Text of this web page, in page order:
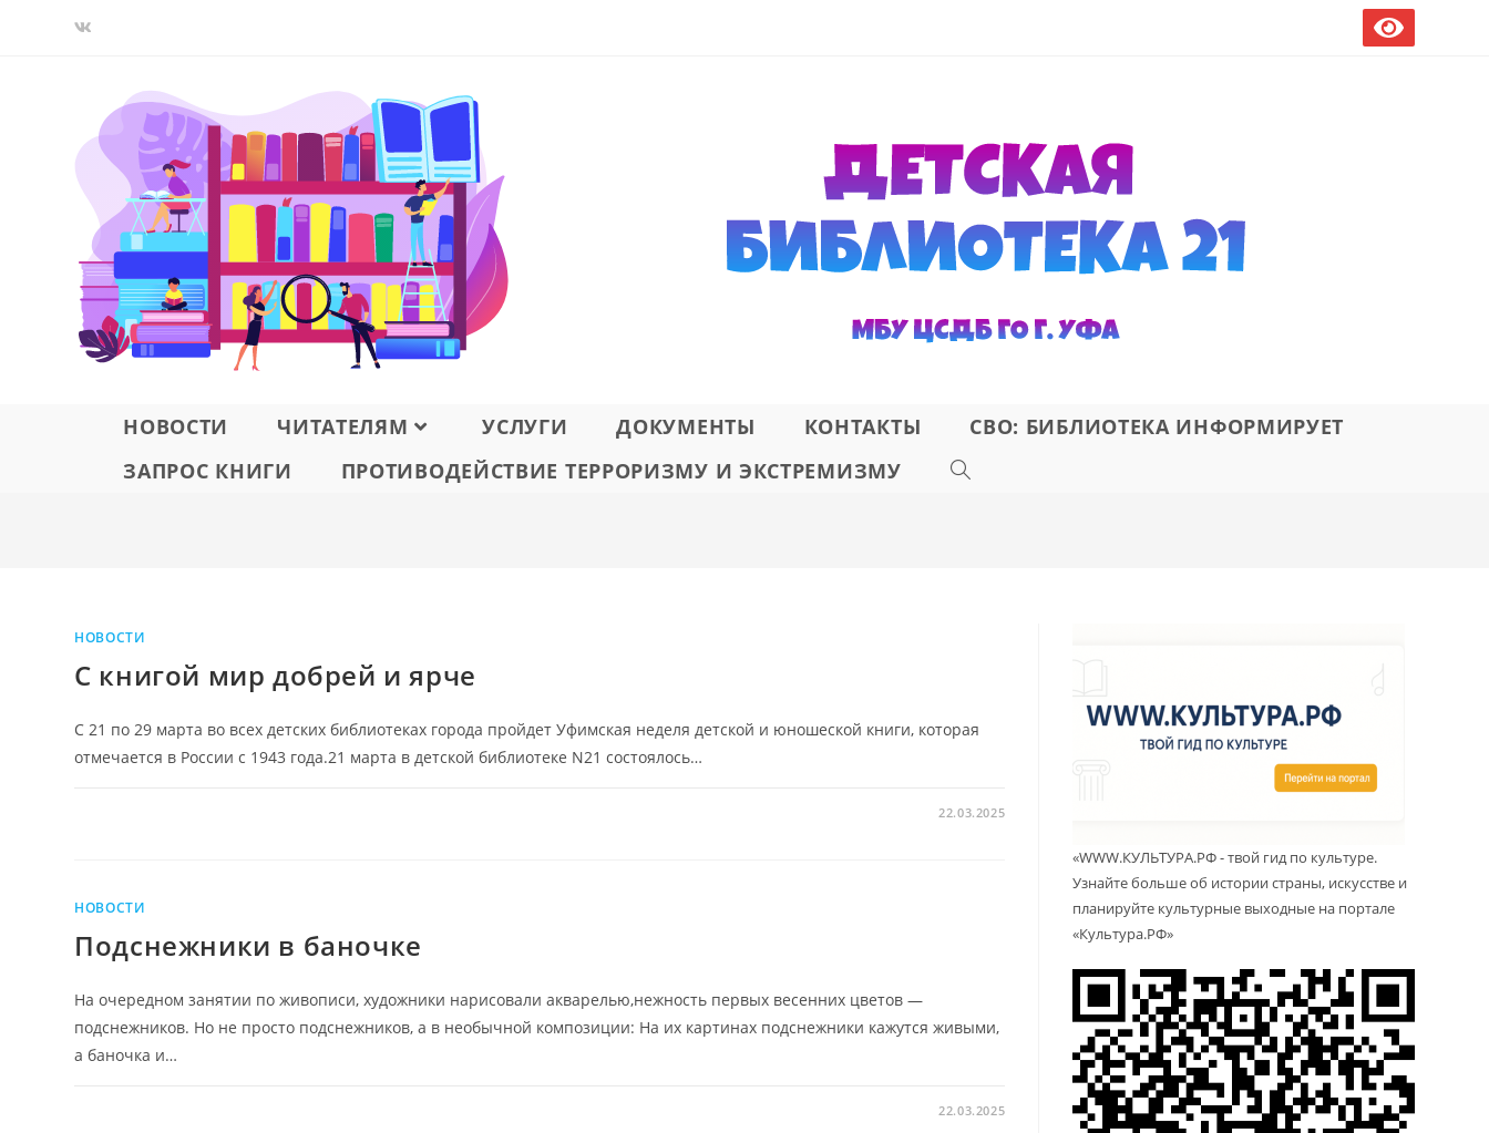
НОВОСТИ ЧИТАТЕЛЯМ УСЛУГИ ДОКУМЕНТЫ КОНТАКТЫ
СВО: БИБЛИОТЕКА ИНФОРМИРУЕТ
ЗАПРОС КНИГИ
ПРОТИВОДЕЙСТВИЕ ТЕРРОРИЗМУ И ЭКСТРЕМИЗМУ
«WWW.КУЛЬТУРА.РФ - твой гид по культуре.
Узнайте больше об истории страны, искусстве и
планируйте культурные выходные на портале
«Культура.РФ»
НОВОСТИ
С книгой мир добрей и ярче
С 21 по 29 марта во всех детских библиотеках города пройдет Уфимская неделя детской и юношеской книги, которая
отмечается в России с 1943 года.21 марта в детской библиотеке N21 состоялось…
22.03.2025
НОВОСТИ
Подснежники в баночке
На очередном занятии по живописи, художники нарисовали акварелью,нежность первых весенних цветов —
подснежников. Но не просто подснежников, а в необычной композиции: На их картинах подснежники кажутся живыми,
а баночка и…
22.03.2025